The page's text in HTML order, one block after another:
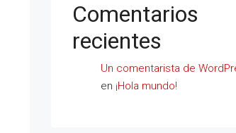
Comentarios
recientes
Un comentarista de
en ¡Hola mundo!